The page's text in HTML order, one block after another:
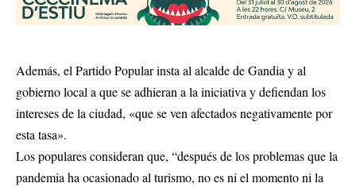
Además, el Partido Popular insta al alcalde de Gandia y al
gobierno local a que se adhieran a la iniciativa y defiendan los
intereses de la ciudad, «que se ven afectados negativamente por
esta tasa».
Los populares consideran que, “después de los problemas que la
pandemia ha ocasionado al turismo, no es ni el momento ni la